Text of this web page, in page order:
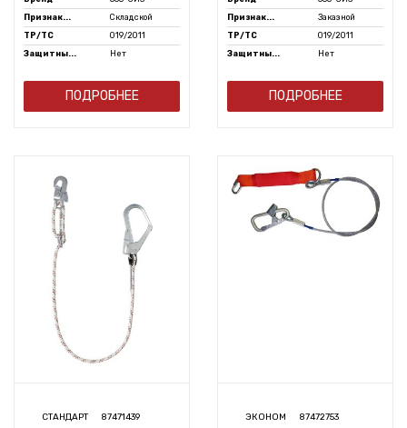
Признак...
Складской
ТР/ТС
019/2011
Защитны...
Нет
ПОДРОБНЕЕ
Признак...
Заказной
ТР/ТС
019/2011
Защитны...
Нет
ПОДРОБНЕЕ
СТАНДАРТ 87471439 ЭКОНОМ 87472753